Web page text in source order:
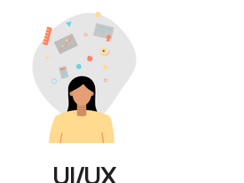
UI/UX